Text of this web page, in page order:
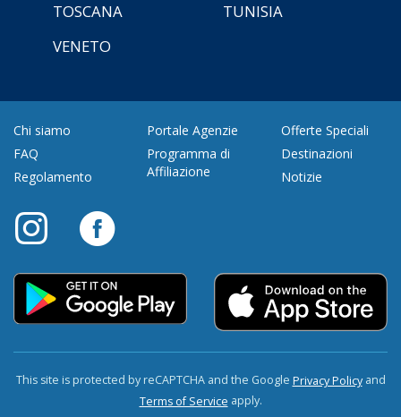
TOSCANA
TUNISIA
VENETO
Chi siamo
FAQ
Regolamento
Portale Agenzie
Programma di
Affiliazione
Offerte Speciali
Destinazioni
Notizie
This site is protected by reCAPTCHA and the Google Privacy Policyand
Terms of Service apply.